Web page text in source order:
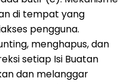
di tempat yang
pengguna.
menghapus, dan
setiap Isi Buatan
dan melanggar